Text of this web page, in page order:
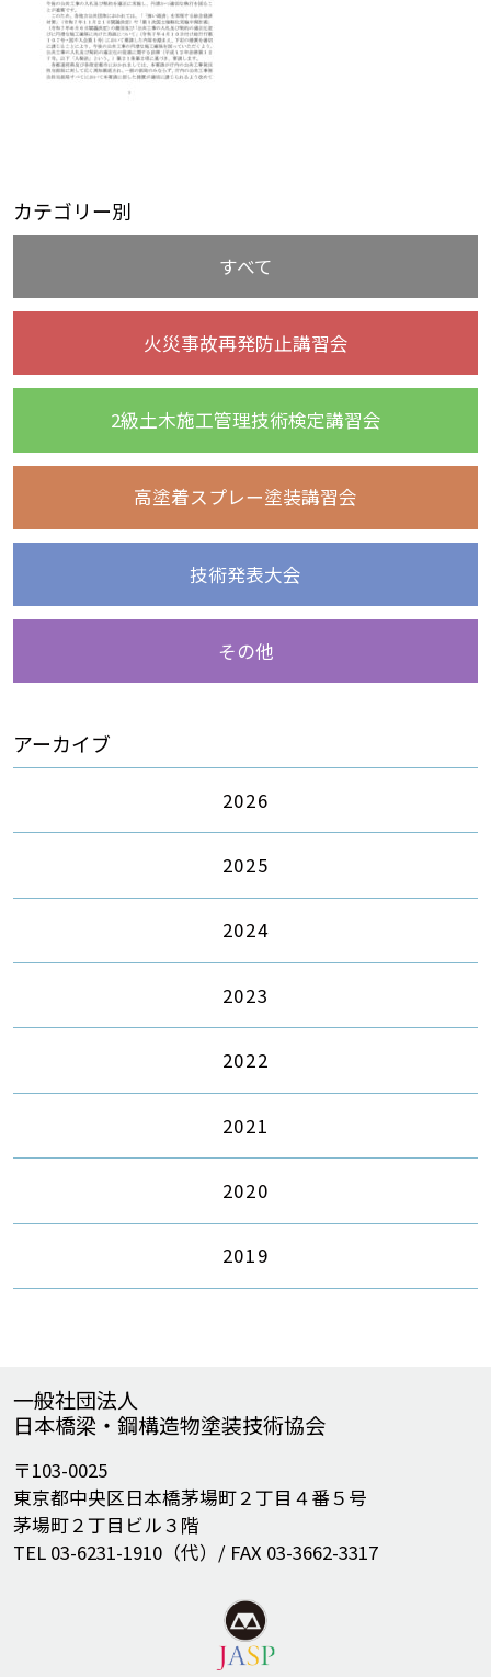
カテゴリー別
すべて
火災事故再発防止講習会
2級土木施工管理技術検定講習会
高塗着スプレー塗装講習会
技術発表大会
その他
アーカイブ
2026
2025
2024
2023
2022
2021
2020
2019
一般社団法人
日本橋梁・鋼構造物塗装技術協会
〒103-0025
東京都中央区日本橋茅場町２丁目４番５号
茅場町２丁目ビル３階
TEL 03-6231-1910（代）/ FAX 03-3662-3317